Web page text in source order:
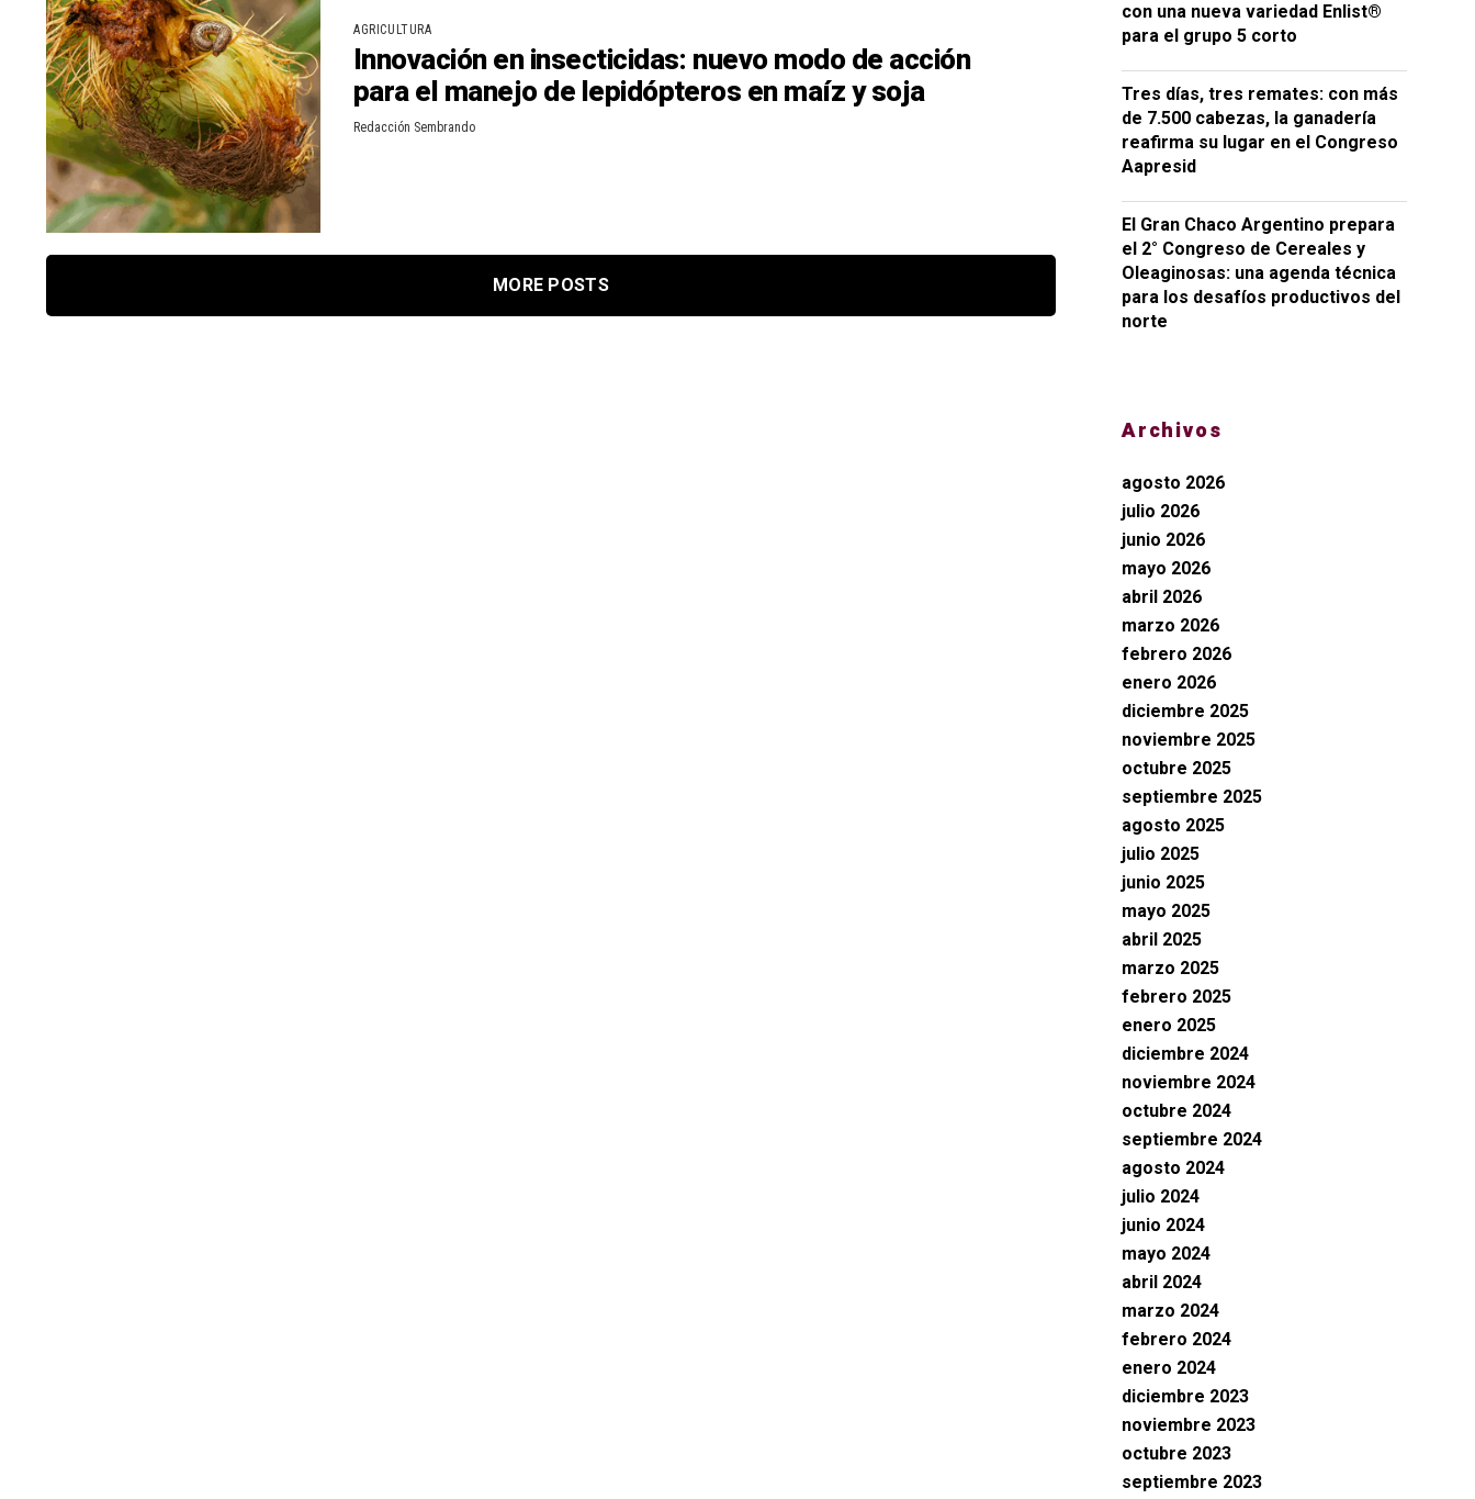
AGRICULTURA
Innovación en insecticidas: nuevo modo de acción
para el manejo de lepidópteros en maíz y soja
Redacción Sembrando
MORE POSTS
con una nueva variedad Enlist®
para el grupo 5 corto
Tres días, tres remates: con más
de 7.500 cabezas, la ganadería
reafirma su lugar en el Congreso
Aapresid
El Gran Chaco Argentino prepara
el 2° Congreso de Cereales y
Oleaginosas: una agenda técnica
para los desafíos productivos del
norte
Archivos
agosto 2026
julio 2026
junio 2026
mayo 2026
abril 2026
marzo 2026
febrero 2026
enero 2026
diciembre 2025
noviembre 2025
octubre 2025
septiembre 2025
agosto 2025
julio 2025
junio 2025
mayo 2025
abril 2025
marzo 2025
febrero 2025
enero 2025
diciembre 2024
noviembre 2024
octubre 2024
septiembre 2024
agosto 2024
julio 2024
junio 2024
mayo 2024
abril 2024
marzo 2024
febrero 2024
enero 2024
diciembre 2023
noviembre 2023
octubre 2023
septiembre 2023